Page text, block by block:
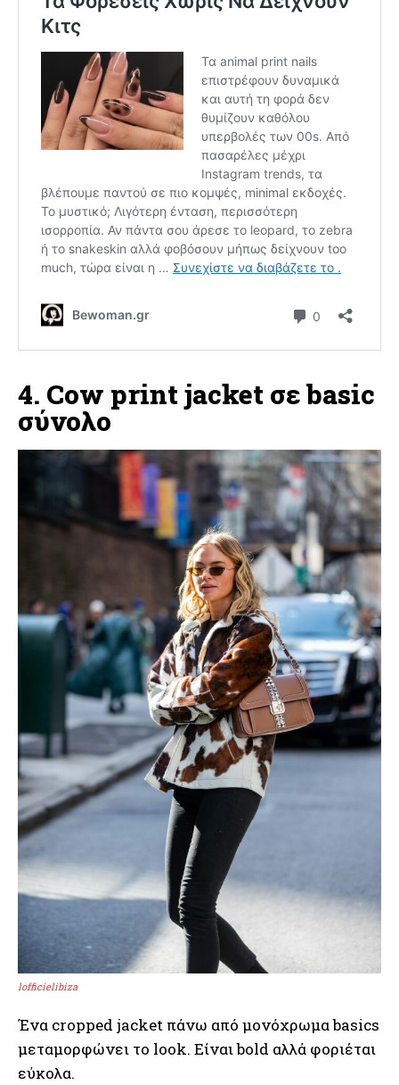
4. Cow print jacket σε basic
σύνολο
lofficielibiza
Ένα cropped jacket πάνω από μονόχρωμα basics
μεταμορφώνει το look. Είναι bold αλλά φοριέται
εύκολα.